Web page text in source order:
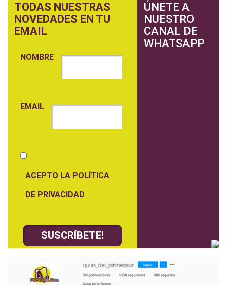
TODAS NUESTRAS
NOVEDADES EN TU
EMAIL
NOMBRE
EMAIL
ACEPTO LA POLÍTICA
DE PRIVACIDAD
ÚNETE A
NUESTRO
CANAL DE
WHATSAPP